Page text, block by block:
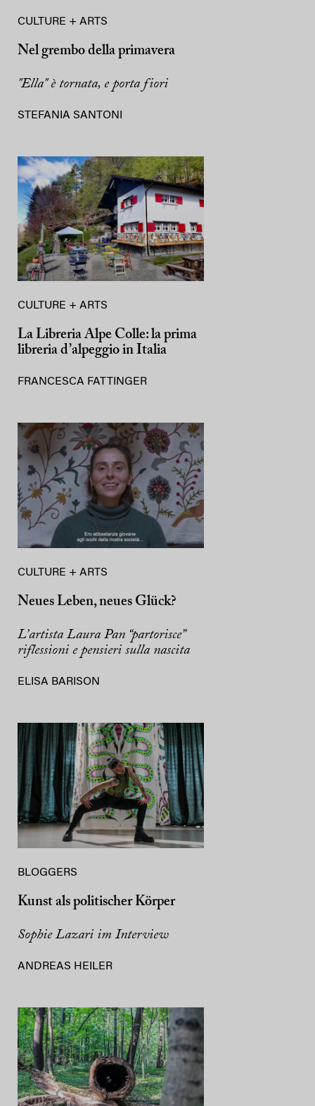
CULTURE + ARTS
Nel grembo della primavera
"Ella" è tornata, e porta fiori
STEFANIA SANTONI
CULTURE + ARTS
La Libreria Alpe Colle: la prima
libreria d’alpeggio in Italia
FRANCESCA FATTINGER
CULTURE + ARTS
Neues Leben, neues Glück?
L’artista Laura Pan “partorisce”
riflessioni e pensieri sulla nascita
ELISA BARISON
BLOGGERS
Kunst als politischer Körper
Sophie Lazari im Interview
ANDREAS HEILER